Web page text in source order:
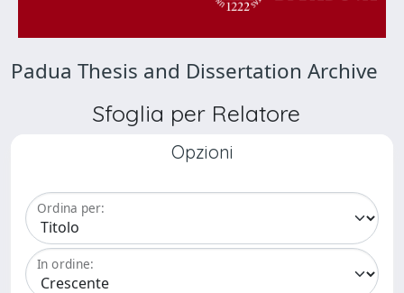
Padua Thesis and Dissertation Archive
Sfoglia per Relatore
Opzioni
Ordina per:
In ordine: